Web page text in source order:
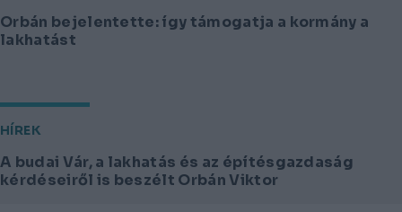
Orbán bejelentette: így támogatja a kormány a
lakhatást
HÍREK
A budai Vár, a lakhatás és az építésgazdaság
kérdéseiről is beszélt Orbán Viktor